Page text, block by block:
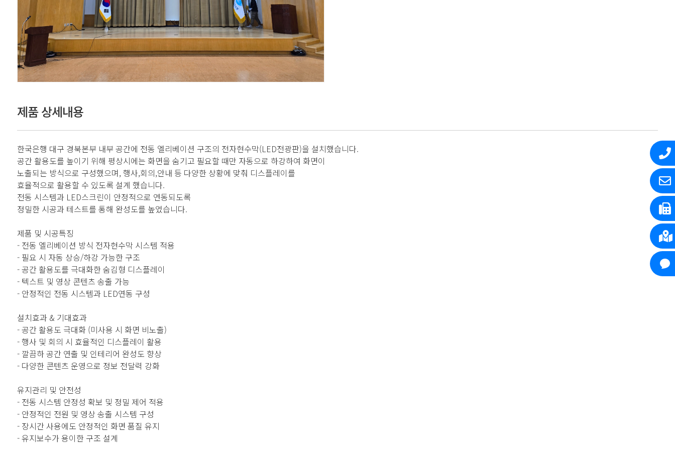
제품 상세내용
한국은행 대구 경북본부 내부 공간에 전동 엘리베이션 구조의 전자현수막(LED전광판)을 설치했습니다.
공간 활용도를 높이기 위해 평상시에는 화면을 숨기고 필요할 때만 자동으로 하강하여 화면이
노출되는 방식으로 구성했으며, 행사,회의,안내 등 다양한 상황에 맞춰 디스플레이를
효율적으로 활용할 수 있도록 설계 했습니다.
전동 시스템과 LED스크린이 안정적으로 연동되도록
정밀한 시공과 테스트를 통해 완성도를 높였습니다.
제품 및 시공특징
- 전동 엘리베이션 방식 전자현수막 시스템 적용
- 필요 시 자동 상승/하강 가능한 구조
- 공간 활용도를 극대화한 숨김형 디스플레이
- 텍스트 및 영상 콘텐츠 송출 가능
- 안정적인 전동 시스템과 LED연동 구성
설치효과 & 기대효과
- 공간 활용도 극대화 (미사용 시 화면 비노출)
- 행사 및 회의 시 효율적인 디스플레이 활용
- 깔끔하 공간 연출 및 인테리어 완성도 향상
- 다양한 콘텐츠 운영으로 정보 전달력 강화
유지관리 및 안전성
- 전동 시스템 안정성 확보 및 정밀 제어 적용
- 안정적인 전원 및 영상 송출 시스템 구성
- 장시간 사용에도 안정적인 화면 품질 유지
- 유지보수가 용이한 구조 설계